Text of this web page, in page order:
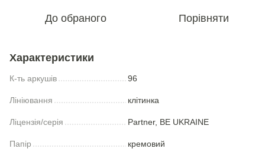
До обраного Порівняти
Характеристики
К-ть аркушів 96
Лініювання клітинка
Ліцензія/серія Partner, BE UKRAINE
Папір кремовий